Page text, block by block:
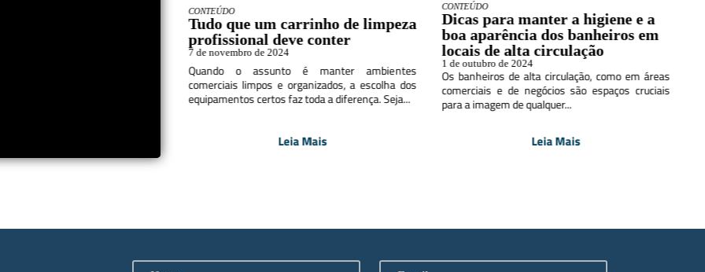
CONTEÚDO
Tudo que um carrinho de limpeza
profissional deve conter
7 de novembro de 2024
Quando o assunto é manter ambientes
comerciais limpos e organizados, a escolha dos
equipamentos certos faz toda a diferença. Seja...
Leia Mais
CONTEÚDO
Dicas para manter a higiene e a
boa aparência dos banheiros em
locais de alta circulação
1 de outubro de 2024
Os banheiros de alta circulação, como em áreas
comerciais e de negócios são espaços cruciais
para a imagem de qualquer...
Leia Mais